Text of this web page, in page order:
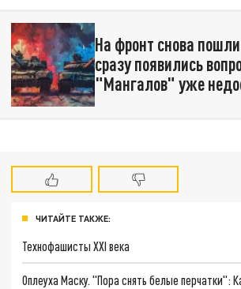
На фронт снова
сразу появились
"Мангалов" уже
ЧИТАЙТЕ ТАКЖЕ:
Технофашисты XXI века
Оплеуха Маску. "Пора снять белые перчатки":